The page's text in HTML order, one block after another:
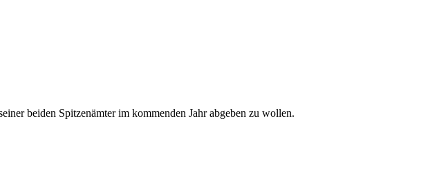
beiden Spitzenämter im kommenden Jahr abgeben zu wollen.